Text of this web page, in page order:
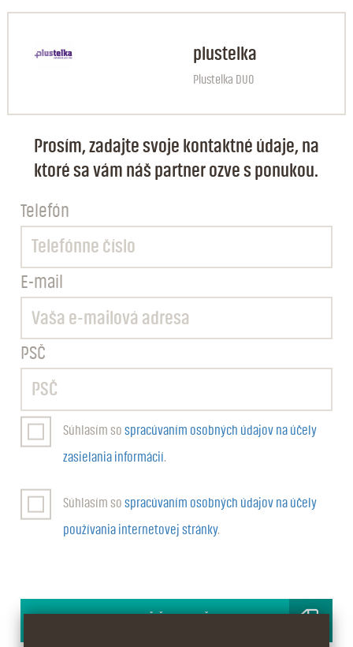
plustelka
Plustelka DUO
Prosím, zadajte svoje kontaktné údaje, na
ktoré sa vám náš partner ozve s ponukou.
Telefón
E-mail
PSČ
Súhlasím sospracúvaním osobných údajov na účely
zasielania informácií.
Súhlasím sospracúvaním osobných údajov na účely
používania internetovej stránky.